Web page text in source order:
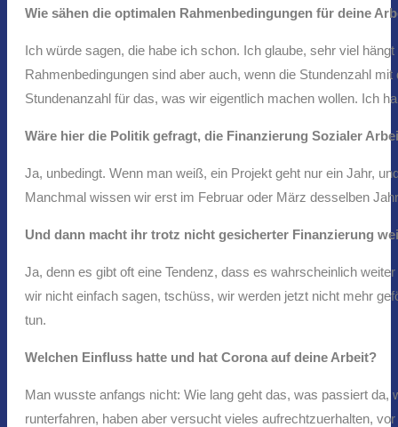
Wie sähen die optimalen Rahmenbedingungen für deine
Ich würde sagen, die habe ich schon. Ich glaube, sehr viel
Rahmenbedingungen sind aber auch, wenn die Stundenzahl
Stundenanzahl für das, was wir eigentlich machen wollen. Ich
Wäre hier die Politik gefragt, die Finanzierung Sozialer
Ja, unbedingt. Wenn man weiß, ein Projekt geht nur ein Jahr,
Manchmal wissen wir erst im Februar oder März desselben
Und dann macht ihr trotz nicht gesicherter Finanzierung
Ja, denn es gibt oft eine Tendenz, dass es wahrscheinlich
wir nicht einfach sagen, tschüss, wir werden jetzt nicht mehr
tun.
Welchen Einfluss hatte und hat Corona auf deine Arbeit?
Man wusste anfangs nicht: Wie lang geht das, was passiert
runterfahren, haben aber versucht vieles aufrechtzuerhalten,